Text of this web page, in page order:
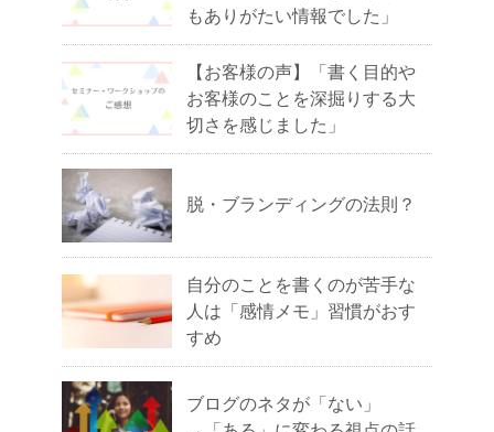
もありがたい情報でした」
【お客様の声】「書く目的や
お客様のことを深掘りする大
切さを感じました」
脱・ブランディングの法則？
自分のことを書くのが苦手な
人は「感情メモ」習慣がおす
すめ
ブログのネタが「ない」